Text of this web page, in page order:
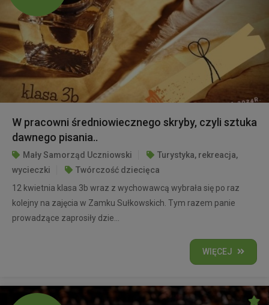
W pracowni średniowiecznego skryby, czyli sztuka
dawnego pisania..
Mały Samorząd Uczniowski
Turystyka, rekreacja,
wycieczki
Twórczość dziecięca
12 kwietnia klasa 3b wraz z wychowawcą wybrała się po raz
kolejny na zajęcia w Zamku Sułkowskich. Tym razem panie
prowadzące zaprosiły dzie...
WIĘCEJ